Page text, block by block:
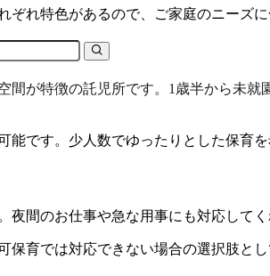
れ特色があるので、ご家庭のニーズに
が特徴の託児所です。1歳半から未
です。少人数でゆったりとした保育
間のお仕事や急な用事にも対応して
育では対応できない場合の選択肢とし